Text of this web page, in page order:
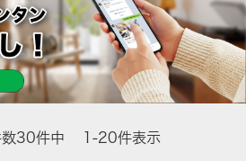
30件中 1-20件表示